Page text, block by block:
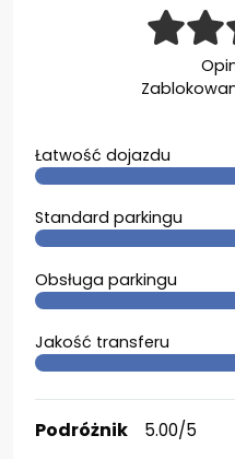
Łatwość dojazdu
Standard parkingu
Obsługa parkingu
Jakość transferu
Podróżnik 5.00/5